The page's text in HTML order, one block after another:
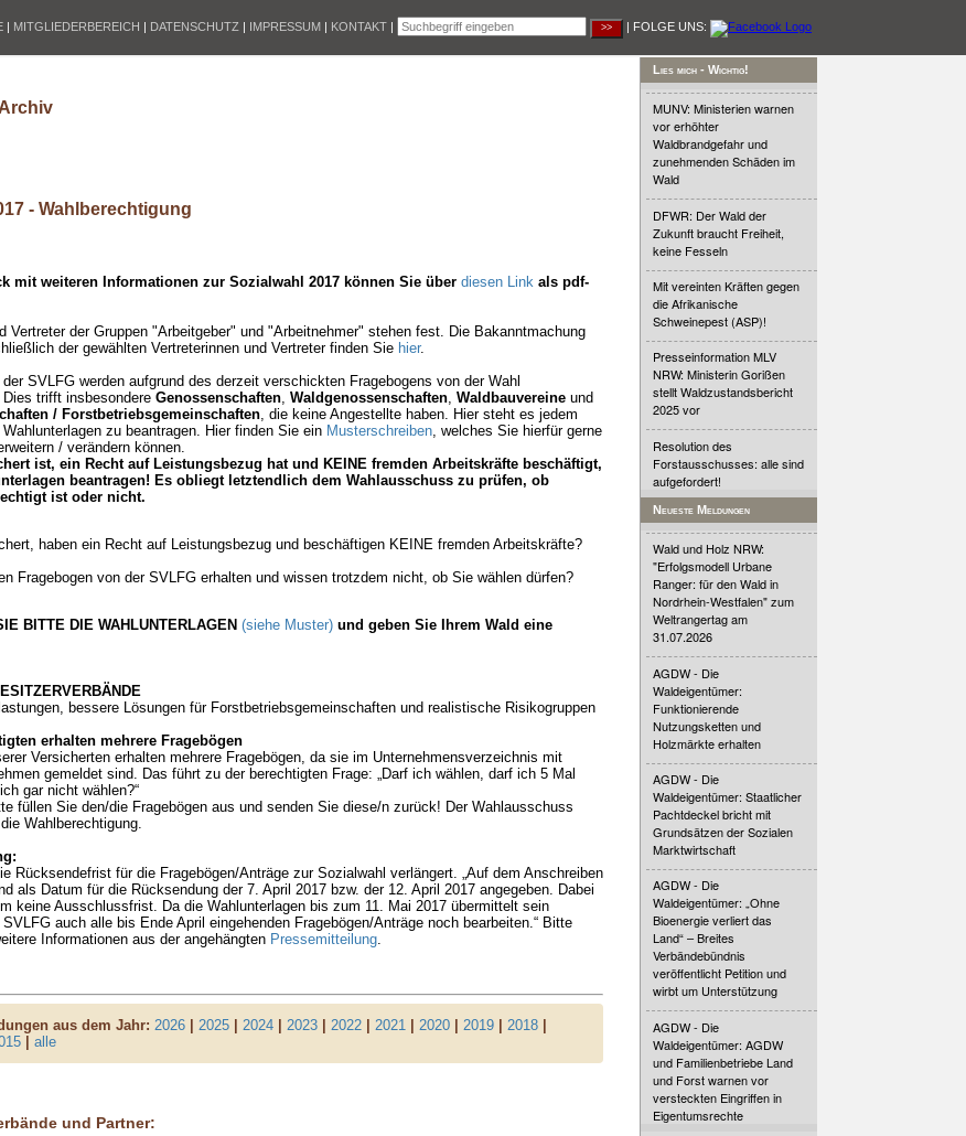
| MITGLIEDERBEREICH | DATENSCHUTZ | IMPRESSUM | KONTAKT | | FOLGE UNS:
- Wahlberechtigung
mit weiteren Informationen zur Sozialwahl 2017 können Sie über diesen Link als pdf-
Vertreter der Gruppen "Arbeitgeber" und "Arbeitnehmer" stehen fest. Die Bakanntmachung
der gewählten Vertreterinnen und Vertreter finden Sie hier.
SVLFG werden aufgrund des derzeit verschickten Fragebogens von der Wahl
trifft insbesondere Genossenschaften, Waldgenossenschaften, Waldbauvereineund
/ Forstbetriebsgemeinschaften, die keine Angestellte haben. Hier steht es jedem
zu beantragen. Hier finden Sie ein Musterschreiben, welches Sie hierfür gerne
/ verändern können.
ist, ein Recht auf Leistungsbezug hat und KEINE fremden Arbeitskräfte beschäftigt,
beantragen! Es obliegt letztendlich dem Wahlausschuss zu prüfen, ob
ist oder nicht.
haben ein Recht auf Leistungsbezug und beschäftigen KEINE fremden Arbeitskräfte?
Fragebogen von der SVLFG erhalten und wissen trotzdem nicht, ob Sie wählen dürfen?
BITTE DIE WAHLUNTERLAGEN (siehe Muster) und geben Sie Ihrem Wald eine
bessere Lösungen für Forstbetriebsgemeinschaften und realistische Risikogruppen
erhalten mehrere Fragebögen
Versicherten erhalten mehrere Fragebögen, da sie im Unternehmensverzeichnis mit
gemeldet sind. Das führt zu der berechtigten Frage: „Darf ich wählen, darf ich 5 Mal
gar nicht wählen?“
füllen Sie den/die Fragebögen aus und senden Sie diese/n zurück! Der Wahlausschuss
Wahlberechtigung.
Rücksendefrist für die Fragebögen/Anträge zur Sozialwahl verlängert. „Auf dem Anschreiben
als Datum für die Rücksendung der 7. April 2017 bzw. der 12. April 2017 angegeben. Dabei
keine Ausschlussfrist. Da die Wahlunterlagen bis zum 11. Mai 2017 übermittelt sein
auch alle bis Ende April eingehenden Fragebögen/Anträge noch bearbeiten.“ Bitte
Informationen aus der angehängten Pressemitteilung.
aus dem Jahr: 2026| 2025| 2024| 2023| 2022| 2021 | 2020| 2019| 2018|
| alle
und Partner:
Lies mich - Wichtig!
MUNV: Ministerien warnen
vor erhöhter
Waldbrandgefahr und
zunehmenden Schäden im
Wald
DFWR: Der Wald der
Zukunft braucht Freiheit,
keine Fesseln
Mit vereinten Kräften gegen
die Afrikanische
Schweinepest (ASP)!
Presseinformation MLV
NRW: Ministerin Gorißen
stellt Waldzustandsbericht
2025 vor
Resolution des
Forstausschusses: alle sind
aufgefordert!
Neueste Meldungen
Wald und Holz NRW:
"Erfolgsmodell Urbane
Ranger: für den Wald in
Nordrhein-Westfalen" zum
Weltrangertag am
31.07.2026
AGDW - Die
Waldeigentümer:
Funktionierende
Nutzungsketten und
Holzmärkte erhalten
AGDW - Die
Waldeigentümer: Staatlicher
Pachtdeckel bricht mit
Grundsätzen der Sozialen
Marktwirtschaft
AGDW - Die
Waldeigentümer: „Ohne
Bioenergie verliert das
Land“ – Breites
Verbändebündnis
veröffentlicht Petition und
wirbt um Unterstützung
AGDW - Die
Waldeigentümer: AGDW
und Familienbetriebe Land
und Forst warnen vor
versteckten Eingriffen in
Eigentumsrechte